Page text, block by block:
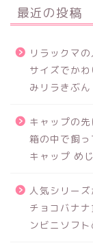
最近の投稿
リラックマ
サイズでか
みリラきぶ
キャップの
箱の中で飼
キャップ め
人気シリー
チョコバナ
ンビニソフ